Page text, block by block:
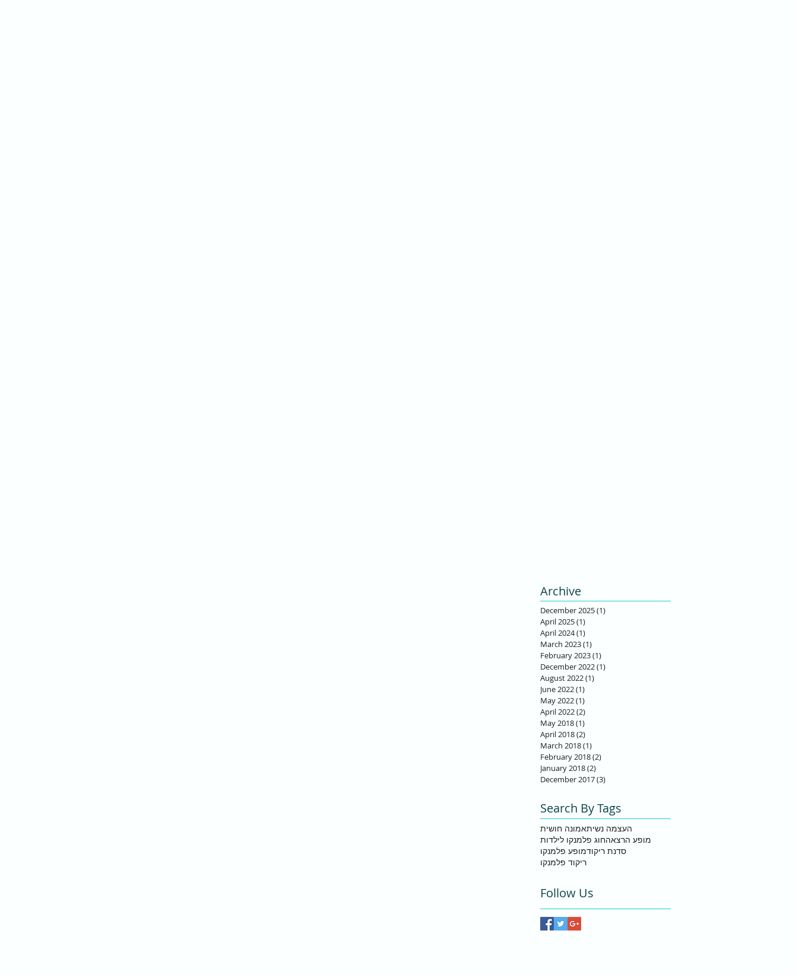
Archive
December 2025(1)
April 2025(1)
April 2024(1)
March 2023(1)
February 2023(1)
December 2022(1)
August 2022(1)
June 2022(1)
May 2022(1)
April 2022(2)
May 2018(1)
April 2018(2)
March 2018(1)
February 2018(2)
January 2018(2)
December 2017(3)
Search By Tags
אמונה חושיתהעצמה נשית
חוג פלמנקו לילדותמופע הרצאה
מופע פלמנקוסדנת ריקוד
ריקוד פלמנקו
Follow Us